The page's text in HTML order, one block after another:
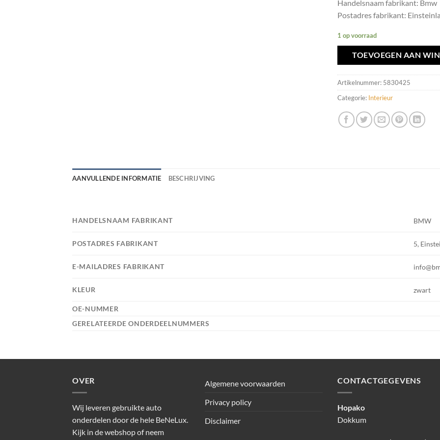
Handelsnaam fabrikant: Bmw
Postadres fabrikant:
1 op voorraad
TOEVOEGEN AAN
Artikelnummer: 5830425
Categorie: Interieur
AANVULLENDE INFORMATIE BESCHRIJVING
HANDELSNAAM FABRIKANT BMW
POSTADRES FABRIKANT 5,
E-MAILADRES FABRIKANT
KLEUR zwart
OE-NUMMER
GERELATEERDE ONDERDEELNUMMERS
OVER
Wij leveren gebruikte auto
onderdelen door de hele BeNeLux.
Kijk in de webshop of neem
Algemene voorwaarden
Privacy policy
Disclaimer
CONTACTGEGEVENS
Hopako
Dokkum